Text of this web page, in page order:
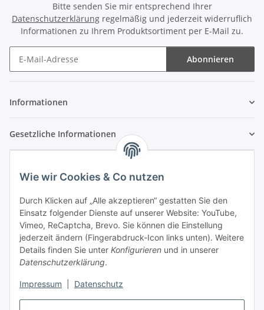
Wie wir Cookies & Co nutzen
Durch Klicken auf „Alle akzeptieren“ gestatten Sie den
Einsatz folgender Dienste auf unserer Website: YouTube,
Vimeo, ReCaptcha, Brevo. Sie können die Einstellung
jederzeit ändern (Fingerabdruck-Icon links unten). Weitere
Details finden Sie unter Konfigurieren und in unserer
Datenschutzerklärung.
Impressum Datenschutz
Bitte senden Sie mir entsprechend Ihrer
Datenschutzerklärung regelmäßig und jederzeit widerruflich
Informationen zu Ihrem Produktsortiment per E-Mail zu.
Abonnieren
Informationen
Gesetzliche Informationen